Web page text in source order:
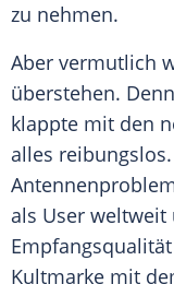
zu nehmen.
Aber vermutlich
überstehen.
klappte mit den
alles
als User
Kultmarke mit